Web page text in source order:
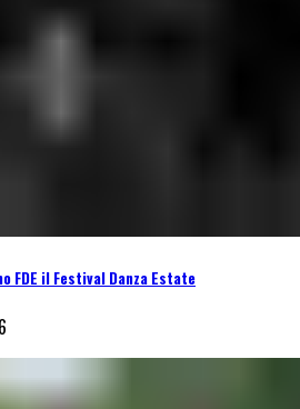
FDE il Festival Danza Estate